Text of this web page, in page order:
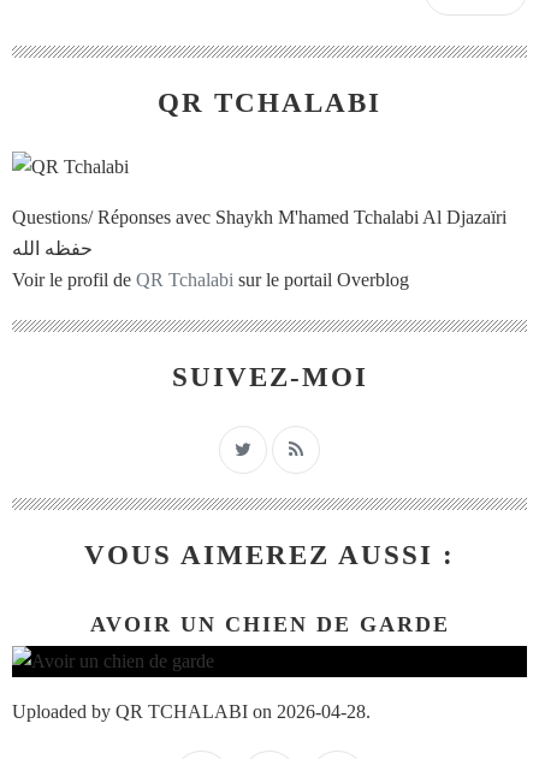
QR TCHALABI
Questions/ Réponses avec Shaykh M'hamed Tchalabi Al Djazaïri
حفظه الله
Voir le profil de QR Tchalabi sur le portail Overblog
SUIVEZ-MOI
VOUS AIMEREZ AUSSI :
AVOIR UN CHIEN DE GARDE
Uploaded by QR TCHALABI on 2026-04-28.